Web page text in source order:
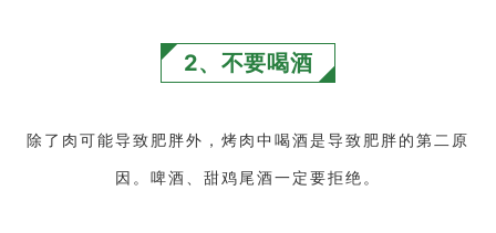
2、不要喝酒
除了肉可能导致肥胖外，烤肉中喝酒是导致肥胖的第二原
因。啤酒、甜鸡尾酒一定要拒绝。